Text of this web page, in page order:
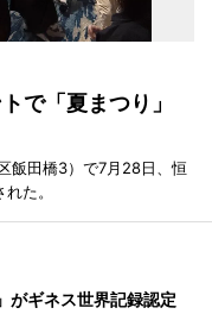
トで「夏まつり」
飯田橋3）で7月28日、恒
た。
がギネス世界記録認定